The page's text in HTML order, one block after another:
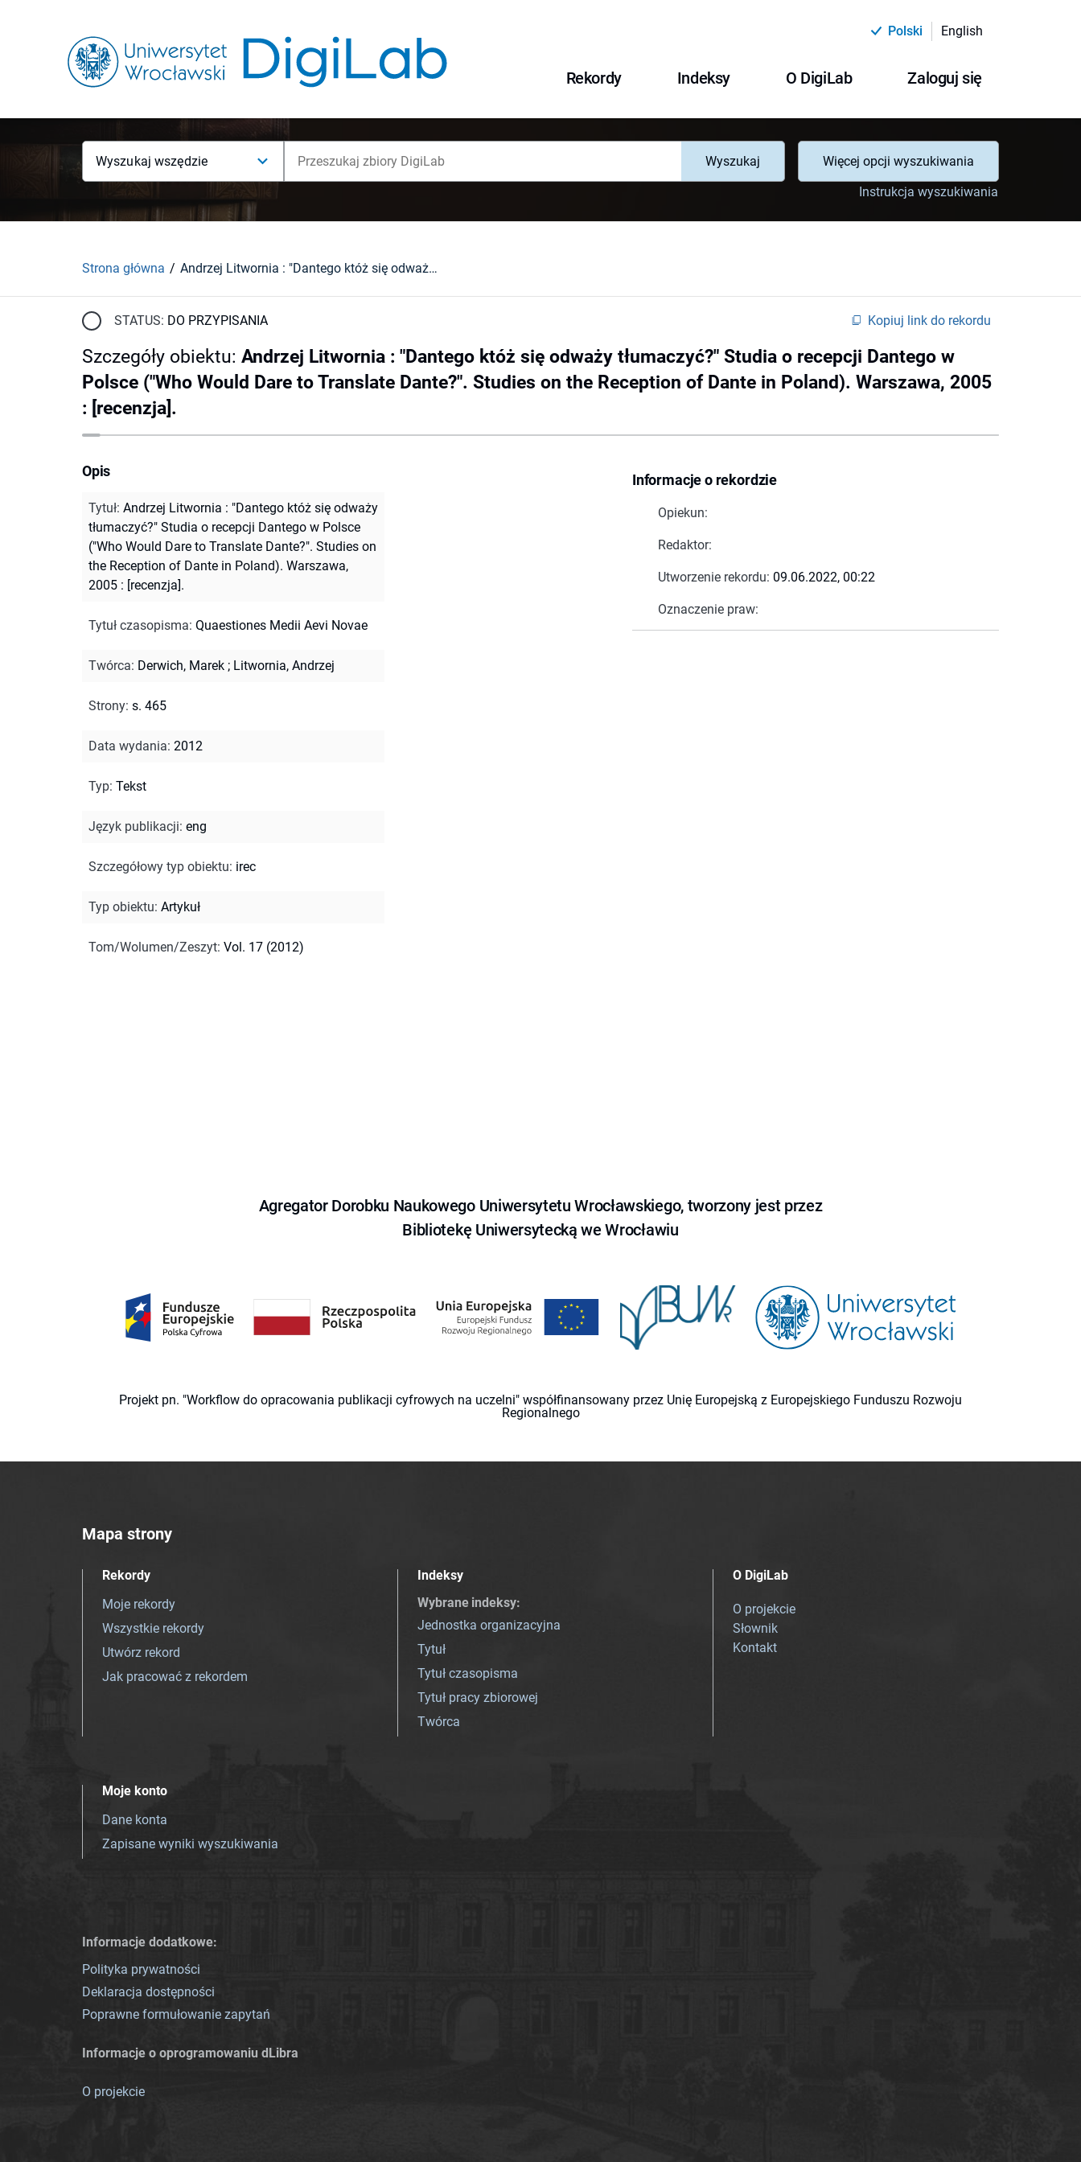
Polski English
Rekordy Indeksy O DigiLab Zaloguj się
Wyszukaj wszędzie Wyszukaj
Więcej opcji wyszukiwania
Instrukcja wyszukiwania
Strona główna Andrzej Litwornia : "Dantego któż się odważy tłumaczyć?" Studia o recepcji Dantego w Polsce ("Who Would Dare to Translate Dante?". Studies on the Reception of Dante in Poland). Warszawa, 2005 : [recenzja].
STATUS: DO PRZYPISANIA Kopiuj link do rekordu
Szczegóły obiektu: Andrzej Litwornia : "Dantego któż się odważy tłumaczyć?" Studia o recepcji Dantego w
Polsce ("Who Would Dare to Translate Dante?". Studies on the Reception of Dante in Poland). Warszawa, 2005
: [recenzja].
Informacje o rekordzie
Opiekun:
Redaktor:
Utworzenie rekordu: 09.06.2022, 00:22
Oznaczenie praw:
Opis
Tytuł: Andrzej Litwornia : "Dantego któż się odważy
tłumaczyć?" Studia o recepcji Dantego w Polsce
("Who Would Dare to Translate Dante?". Studies on
the Reception of Dante in Poland). Warszawa,
2005 : [recenzja].
Tytuł czasopisma: Quaestiones Medii Aevi Novae
Twórca: Derwich, Marek ; Litwornia, Andrzej
Strony: s. 465
Data wydania: 2012
Typ: Tekst
Język publikacji: eng
Szczegółowy typ obiektu: irec
Typ obiektu: Artykuł
Tom/Wolumen/Zeszyt: Vol. 17 (2012)
Agregator Dorobku Naukowego Uniwersytetu Wrocławskiego, tworzony jest przez
Bibliotekę Uniwersytecką we Wrocławiu
Projekt pn. "Workflow do opracowania publikacji cyfrowych na uczelni" współfinansowany przez Unię Europejską z Europejskiego Funduszu Rozwoju
Regionalnego
Mapa strony
Rekordy
Moje rekordy
Wszystkie rekordy
Utwórz rekord
Jak pracować z rekordem
Indeksy
Wybrane indeksy:
Jednostka organizacyjna
Tytuł
Tytuł czasopisma
Tytuł pracy zbiorowej
Twórca
O DigiLab
O projekcie
Słownik
Kontakt
Moje konto
Dane konta
Zapisane wyniki wyszukiwania
Informacje dodatkowe:
Polityka prywatności
Deklaracja dostępności
Poprawne formułowanie zapytań
Informacje o oprogramowaniu dLibra
O projekcie